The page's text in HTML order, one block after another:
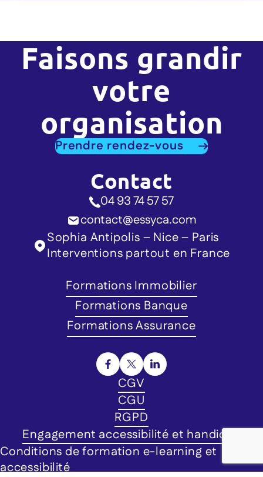
Faisons grandir
votre
organisation
Prendre rendez-vous
Contact
04 93 74 57 57
contact@essyca.com
Sophia Antipolis – Nice – Paris
Interventions partout en France
Formations Immobilier
Formations Banque
Formations Assurance
CGV
CGU
RGPD
Engagement accessibilité et handicap
Conditions de formation e-learning et
accessibilité